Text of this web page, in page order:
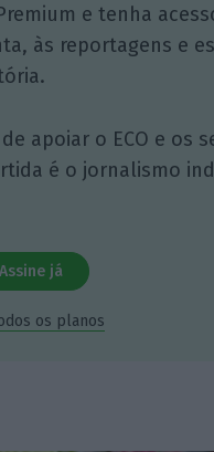
e tenha
às reportagens e
apoiar o ECO e os
é o jornalismo
Assine já
os planos